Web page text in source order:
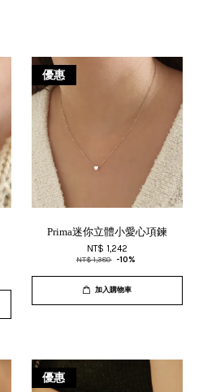
優惠
Prima迷你立體小愛心項鍊
NT$ 1,242
NT$ 1,380 -10%
加入購物車
優惠